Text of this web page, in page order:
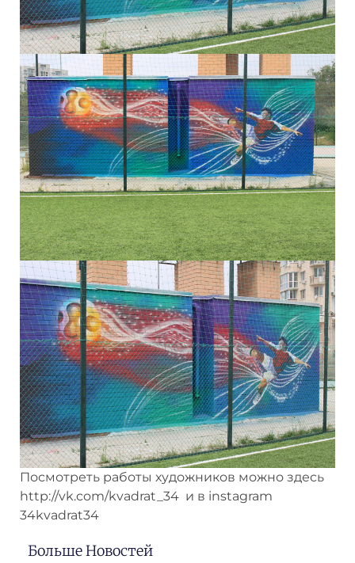
Посмотреть работы художников можно здесь
http://vk.com/kvadrat_34 и в instagram
34kvadrat34
Больше Новостей